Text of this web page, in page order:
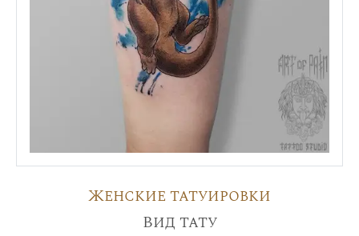
Женские татуировки
Вид тату